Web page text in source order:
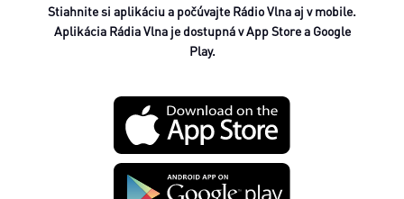
Stiahnite si aplikáciu a počúvajte Rádio Vlna aj v mobile.
Aplikácia Rádia Vlna je dostupná v App Store a Google
Play.